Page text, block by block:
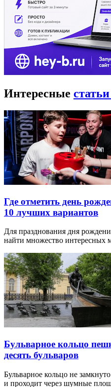
Интересные
Где отметить день
10 лучших вариантов
Для празднования дня
найти множество интересных
Бульварное кольцо
десять бульваров
Бульварное кольцо не
и проходит через шумные